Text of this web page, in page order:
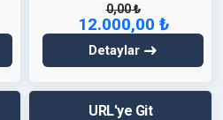
0,00 ₺
12.000,00 ₺
Detaylar
URL'ye Git